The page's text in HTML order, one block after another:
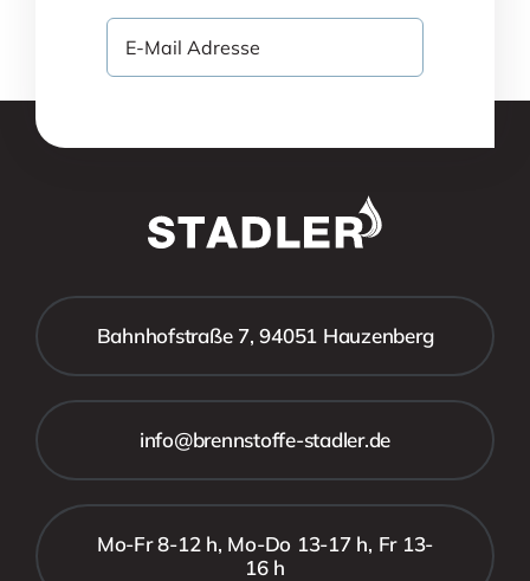
Bahnhofstraße 7, 94051 Hauzenberg
info@brennstoffe-stadler.de
Mo-Fr 8-12 h, Mo-Do 13-17 h, Fr 13-
16 h